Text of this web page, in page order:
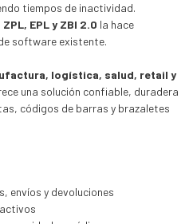
tiempos de inactividad.
ZPL, EPL y ZBI 2.0 la hace
software existente.
logística, salud, retail y
una solución confiable, duradera
códigos de barras y brazaletes
envíos y devoluciones